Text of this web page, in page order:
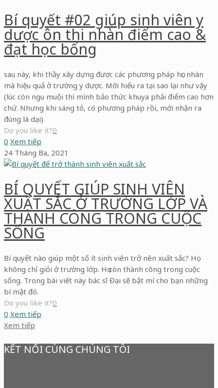
Bí quyết #02 giúp sinh viên y
dược ôn thi nhàn điểm cao &
đạt học bổng
sau này, khi thầy xây dựng được các phương pháp học nhàn
mà hiệu quả ở trường y dược. Mới hiểu ra tại sao lại như vậy
(lúc còn ngu muội thì mình bảo thức khuya phải điểm cao hơn
chứ. Nhưng khi sáng tỏ, có phương pháp rồi, mới nhận ra
đúng là dại)
Do you like it?0
0 Xem tiếp
24 Tháng Ba, 2021
BÍ QUYẾT GIÚP SINH VIÊN
XUẤT SẮC Ở TRƯỜNG LỚP VÀ
THÀNH CÔNG TRONG CUỘC
SỐNG
Bí quyết nào giúp một số ít sinh viên trở nên xuất sắc? Họ
không chỉ giỏi ở trường lớp. Họ còn thành công trong cuộc
sống. Trong bài viết này bác sĩ Đại sẽ bật mí cho bạn những
bí mật đó.
Do you like it?0
0 Xem tiếp
Xem tiếp
KẾT NỐI CÙNG CHÚNG TÔI